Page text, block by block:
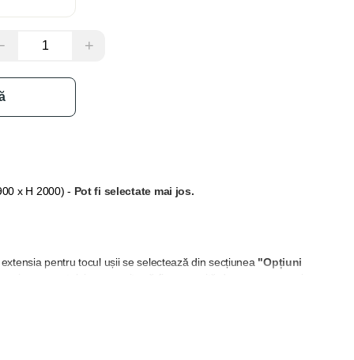
+
x H 2000)- Pot fi selectate mai jos.
pentru tocul ușii se selectează din secțiunea "Opțiuni